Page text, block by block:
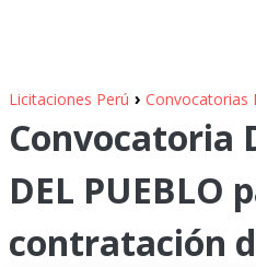
Licitaciones Perú › Convocatorias
Convocatoria
DEL PUEBLO
contratación